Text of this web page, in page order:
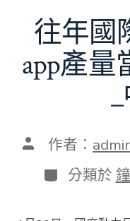
往年國
app產量
文 作者：
分
類
分類於